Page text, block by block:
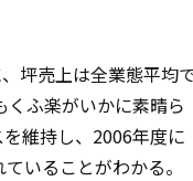
坪売上は全業態平均
ふ楽がいかに素晴ら
維持し、2006年度に
いることがわかる。